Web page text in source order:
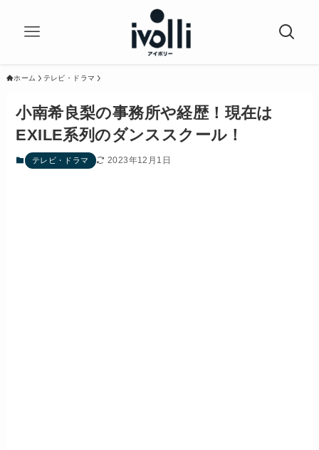
ホーム テレビ・ドラマ
小南希良梨の事務所や経歴！現在は
EXILE系列のダンススクール！
テレビ・ドラマ 2023年12月1日